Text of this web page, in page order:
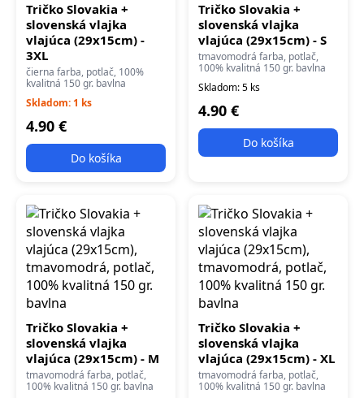
Tričko Slovakia +
slovenská vlajka
vlajúca (29x15cm) -
3XL
čierna farba, potlač, 100%
kvalitná 150 gr. bavlna
Skladom: 1 ks
4.90 €
Do košíka
Tričko Slovakia +
slovenská vlajka
vlajúca (29x15cm) - S
tmavomodrá farba, potlač,
100% kvalitná 150 gr. bavlna
Skladom: 5 ks
4.90 €
Do košíka
Tričko Slovakia +
slovenská vlajka
vlajúca (29x15cm) - M
tmavomodrá farba, potlač,
100% kvalitná 150 gr. bavlna
Tričko Slovakia +
slovenská vlajka
vlajúca (29x15cm) - XL
tmavomodrá farba, potlač,
100% kvalitná 150 gr. bavlna